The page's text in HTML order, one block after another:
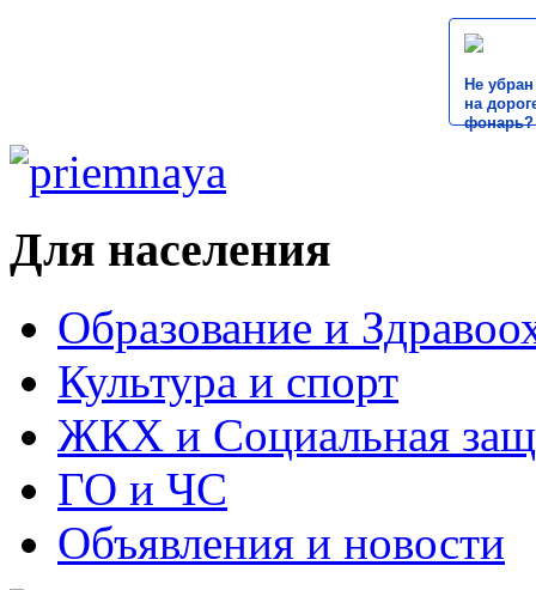
Не
на
фонарь?
Для населения
Образование и
Культура и спорт
ЖКХ и Социальная
ГО и ЧС
Объявления и новости